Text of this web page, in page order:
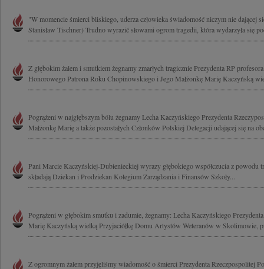
"W momencie śmierci bliskiego, uderza człowieka świadomość niczym nie dającej
Stanisław Tischner) Trudno wyrazić słowami ogrom tragedii, która wydarzyła się
Z głębokim żalem i smutkiem żegnamy zmarłych tragicznie Prezydenta RP
Honorowego Patrona Roku Chopinowskiego i Jego Małżonkę Marię Kaczyńską
Pogrążeni w najgłębszym bólu żegnamy Lecha Kaczyńskiego Prezydenta
Małżonkę Marię a także pozostałych Członków Polskiej Delegacji udającej się na
Pani Marcie Kaczyńskiej-Dubienieckiej wyrazy głębokiego współczucia z powodu
składają Dziekan i Prodziekan Kolegium Zarządzania i Finansów Szkoły...
Pogrążeni w głębokim smutku i zadumie, żegnamy: Lecha Kaczyńskiego
Marię Kaczyńską wielką Przyjaciółkę Domu Artystów Weteranów w Skolimowie,
Z ogromnym żalem przyjęliśmy wiadomość o śmierci Prezydenta Rzeczpospolitej